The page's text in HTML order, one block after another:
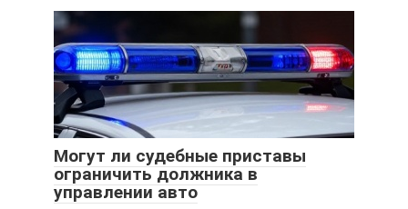
Могут ли судебные приставы
ограничить должника в
управлении авто